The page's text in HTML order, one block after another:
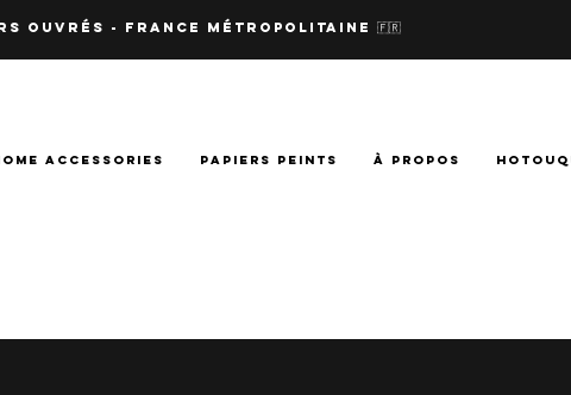
OUVRés - fRANCE Métropolitaine 🇫🇷
ACCESSORIES PAPIERS PEINTS à PROPOS